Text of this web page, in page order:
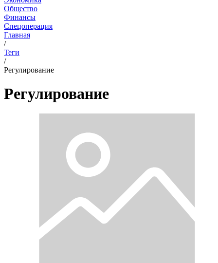
Общество
Финансы
Спецоперация
Главная
/
Теги
/
Регулирование
Регулирование